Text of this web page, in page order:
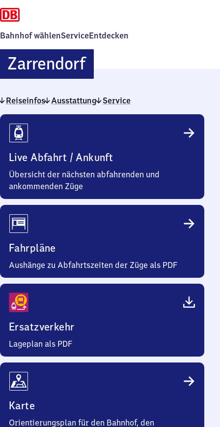
Bahnhof wählenServiceEntdecken
ZarrendorfZarrendorf
Reiseinfos Ausstattung Service
Reiseinfos
Live Abfahrt / Ankunft
Übersicht der nächsten abfahrenden und
ankommenden Züge
Fahrpläne
Aushänge zu Abfahrtszeiten der Züge als PDF
Ersatzverkehr
Lageplan als PDF
Karte
Orientierungsplan für den Bahnhof, den